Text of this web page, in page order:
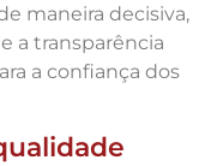
maneira decisiva,
a transparência
a confiança dos